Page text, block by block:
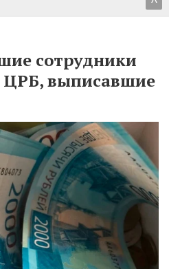
сотрудники
ЦРБ, выписавшие